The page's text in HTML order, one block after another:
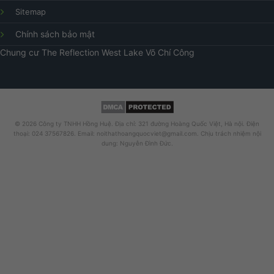
Sitemap
Chính sách bảo mật
Chung cư The Reflection West Lake Võ Chí Công
© 2026 Công ty TNHH Hồng Huệ. Địa chỉ: 321 đường Hoàng Quốc Việt, Hà nội. Điện
thoại: 024 37567826. Email: noithathoangquocviet@gmail.com. Chịu trách nhiệm nội
dung: Nguyễn Đình Đức.